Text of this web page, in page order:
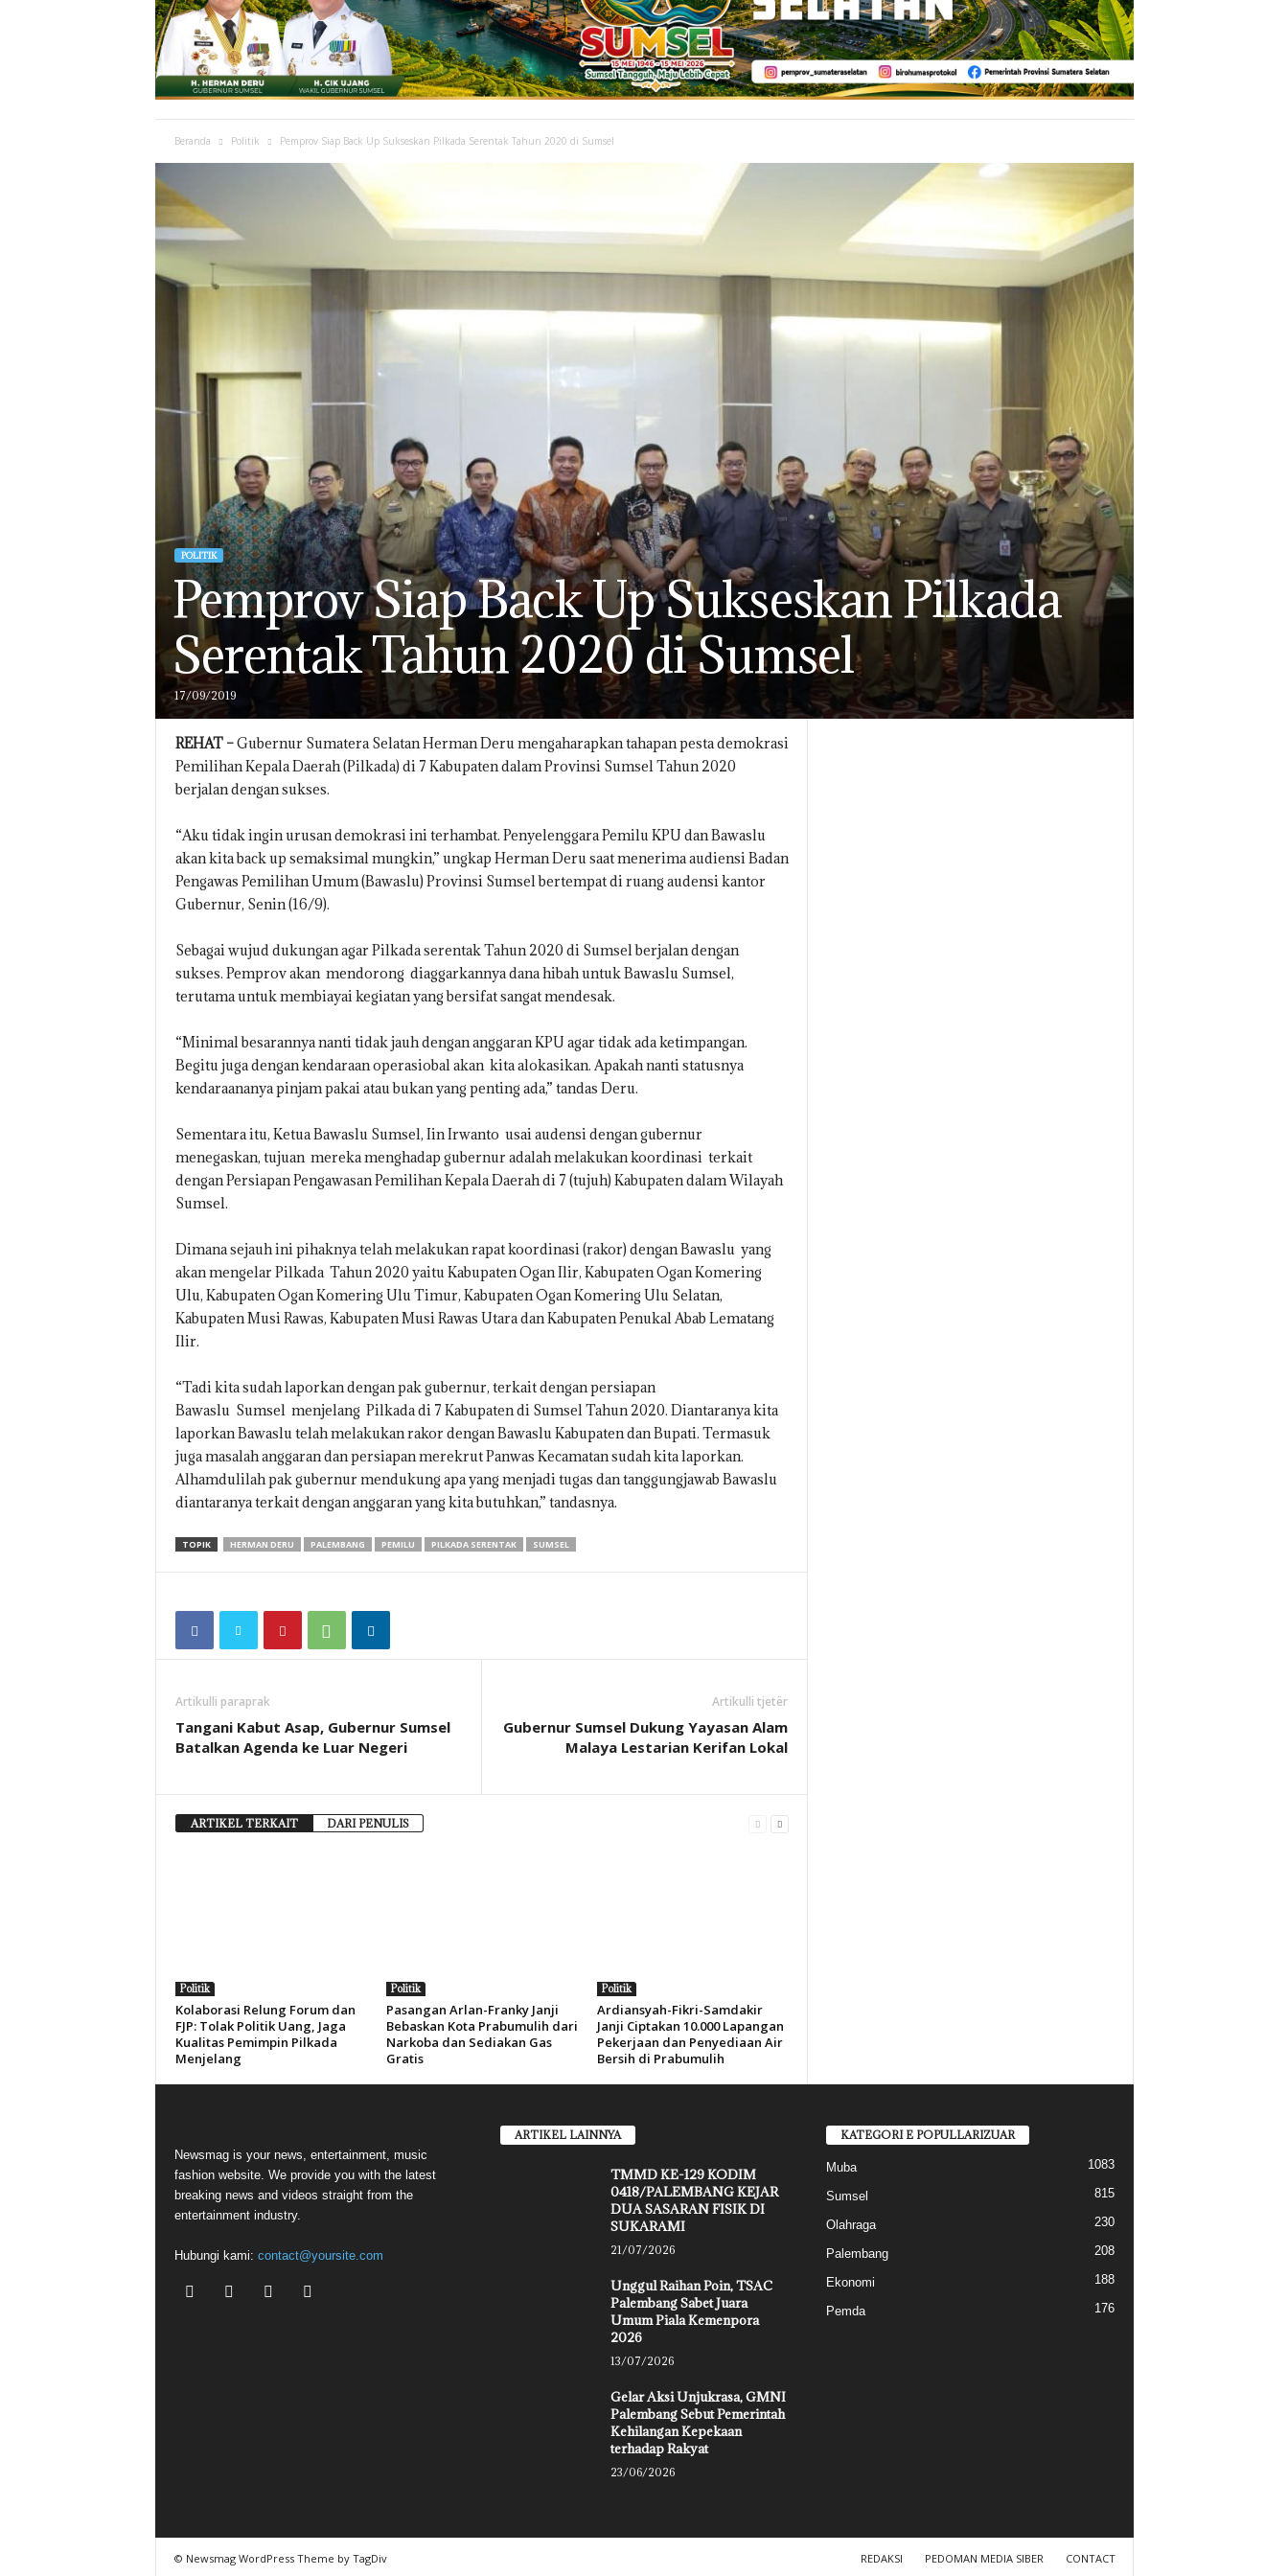
Beranda Politik Pemprov Siap Back Up Sukseskan Pilkada Serentak Tahun 2020 di Sumsel
POLITIK
Pemprov Siap Back Up Sukseskan Pilkada
Serentak Tahun 2020 di Sumsel
17/09/2019
REHAT –Gubernur Sumatera Selatan Herman Deru mengaharapkan tahapan pesta demokrasi
Pemilihan Kepala Daerah (Pilkada) di 7 Kabupaten dalam Provinsi Sumsel Tahun 2020
berjalan dengan sukses.
“Aku tidak ingin urusan demokrasi ini terhambat. Penyelenggara Pemilu KPU dan Bawaslu
akan kita back up semaksimal mungkin,” ungkap Herman Deru saat menerima audiensi Badan
Pengawas Pemilihan Umum (Bawaslu) Provinsi Sumsel bertempat di ruang audensi kantor
Gubernur, Senin (16/9).
Sebagai wujud dukungan agar Pilkada serentak Tahun 2020 di Sumsel berjalan dengan
sukses. Pemprov akan mendorong diaggarkannya dana hibah untuk Bawaslu Sumsel,
terutama untuk membiayai kegiatan yang bersifat sangat mendesak.
“Minimal besarannya nanti tidak jauh dengan anggaran KPU agar tidak ada ketimpangan.
Begitu juga dengan kendaraan operasiobal akan kita alokasikan. Apakah nanti statusnya
kendaraananya pinjam pakai atau bukan yang penting ada,” tandas Deru.
Sementara itu, Ketua Bawaslu Sumsel, Iin Irwanto usai audensi dengan gubernur
menegaskan, tujuan mereka menghadap gubernur adalah melakukan koordinasi terkait
dengan Persiapan Pengawasan Pemilihan Kepala Daerah di 7 (tujuh) Kabupaten dalam Wilayah
Sumsel.
Dimana sejauh ini pihaknya telah melakukan rapat koordinasi (rakor) dengan Bawaslu yang
akan mengelar Pilkada Tahun 2020 yaitu Kabupaten Ogan Ilir, Kabupaten Ogan Komering
Ulu, Kabupaten Ogan Komering Ulu Timur, Kabupaten Ogan Komering Ulu Selatan,
Kabupaten Musi Rawas, Kabupaten Musi Rawas Utara dan Kabupaten Penukal Abab Lematang
Ilir.
“Tadi kita sudah laporkan dengan pak gubernur, terkait dengan persiapan
Bawaslu Sumsel menjelang Pilkada di 7 Kabupaten di Sumsel Tahun 2020. Diantaranya kita
laporkan Bawaslu telah melakukan rakor dengan Bawaslu Kabupaten dan Bupati. Termasuk
juga masalah anggaran dan persiapan merekrut Panwas Kecamatan sudah kita laporkan.
Alhamdulilah pak gubernur mendukung apa yang menjadi tugas dan tanggungjawab Bawaslu
diantaranya terkait dengan anggaran yang kita butuhkan,” tandasnya.
TOPIK HERMAN DERU PALEMBANG PEMILU PILKADA SERENTAK SUMSEL
Artikulli paraprak
Tangani Kabut Asap, Gubernur Sumsel
Batalkan Agenda ke Luar Negeri
Artikulli tjetër
Gubernur Sumsel Dukung Yayasan Alam
Malaya Lestarian Kerifan Lokal
ARTIKEL TERKAIT DARI PENULIS
Politik
Kolaborasi Relung Forum dan
FJP: Tolak Politik Uang, Jaga
Kualitas Pemimpin Pilkada
Menjelang
Politik
Pasangan Arlan-Franky Janji
Bebaskan Kota Prabumulih dari
Narkoba dan Sediakan Gas
Gratis
Politik
Ardiansyah-Fikri-Samdakir
Janji Ciptakan 10.000 Lapangan
Pekerjaan dan Penyediaan Air
Bersih di Prabumulih
Newsmag is your news, entertainment, music
fashion website. We provide you with the latest
breaking news and videos straight from the
entertainment industry.
Hubungi kami: contact@yoursite.com
ARTIKEL LAINNYA
TMMD KE-129 KODIM
0418/PALEMBANG KEJAR
DUA SASARAN FISIK DI
SUKARAMI
21/07/2026
Unggul Raihan Poin, TSAC
Palembang Sabet Juara
Umum Piala Kemenpora
2026
13/07/2026
Gelar Aksi Unjukrasa, GMNI
Palembang Sebut Pemerintah
Kehilangan Kepekaan
terhadap Rakyat
23/06/2026
KATEGORI E POPULLARIZUAR
Muba 1083
Sumsel 815
Olahraga 230
Palembang 208
Ekonomi 188
Pemda 176
REDAKSI PEDOMAN MEDIA SIBER CONTACT
© Newsmag WordPress Theme by TagDiv